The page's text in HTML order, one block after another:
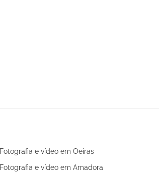
Fotografia e vídeo em Oeiras
Fotografia e vídeo em Amadora